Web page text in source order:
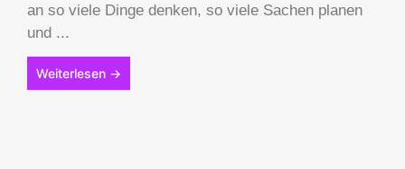
an so viele Dinge denken, so viele Sachen planen
und ...
Weiterlesen →